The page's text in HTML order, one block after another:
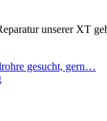
unserer XT
gesucht, gern…